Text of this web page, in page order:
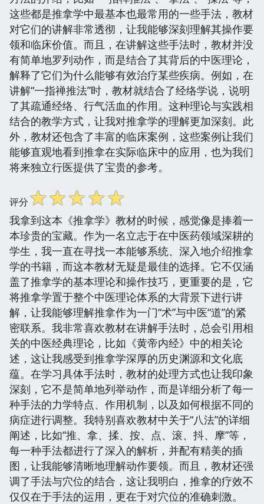
这些都是推拿学中最基本也最常用的一些手法，教材
对它们的讲解非常透彻，让我能够深刻理解其操作要
领和临床价值。而且，在讲解这些手法时，教材并没
有简单地罗列动作，而是结合了其背后的中医理论，
解释了它们为什么能够有效治疗某些疾病。例如，在
讲解“一指禅推法”时，教材就结合了经络学说，说明
了其疏通经络、行气活血的作用。这种理论与实践相
结合的教学方式，让我对推拿学的理解更加深刻。此
外，教材还包含了丰富的临床案例，这些案例让我们
能够直观地看到推拿在实际临床中的应用，也为我们
将来独立行医提供了宝贵的参考。
评分☆☆☆☆☆
我拿到这本《推拿学》教材的时候，感觉像是捧着一
本珍贵的宝藏。作为一名立志于在中医药领域深耕的
学生，我一直在寻找一本能够系统、深入地介绍推拿
学的书籍，而这本教材无疑是最佳的选择。它不仅涵
盖了推拿学的基本理论和操作技巧，更重要的是，它
将推拿学置于整个中医理论体系的大背景下进行讲
解，让我能够理解推拿作为一门“术”与中医“道”的紧
密联系。我非常喜欢教材在讲解手法时，总会引用相
关的中医经典理论，比如《黄帝内经》中的相关论
述，这让我感受到推拿学深厚的历史渊源和文化底
蕴。在学习具体手法时，教材的处理方式也让我印象
深刻，它不是简单地列举动作，而是详细分析了每一
种手法的力学特点、作用机制，以及如何根据不同的
病症进行调整。我特别喜欢教材中关于“八法”的详细
阐述，比如“推、拿、揉、按、点、滚、抖、摩”等，
每一种手法都进行了深入的解析，并配有精美的插
图，让我能够清晰地理解动作要领。而且，教材还强
调了手法与穴位的结合，这让我明白，推拿的疗效不
仅仅在于手法的运用，更在于对穴位的准确刺激。